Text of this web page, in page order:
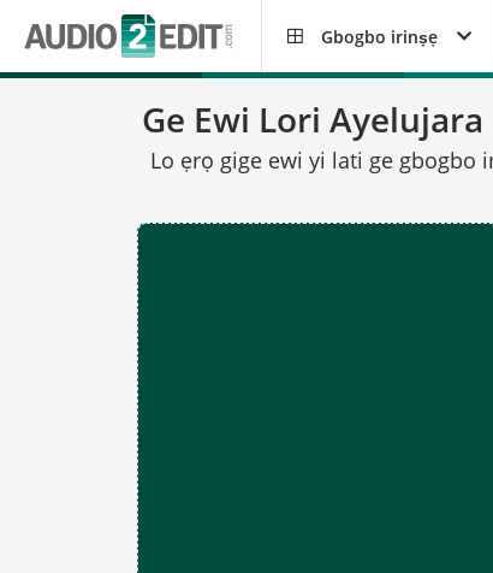
Gbogbo irinṣẹ
Ge Ewi Lori Ayelujara
Lo ẹrọ gige ewi yi lati ge gbogbo